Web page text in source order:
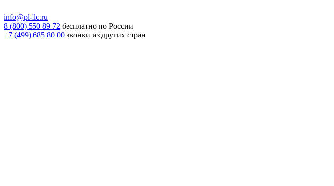
info@pl-llc.ru
8 (800) 550 89 72 бесплатно по России
+7 (499) 685 80 00 звонки из других стран